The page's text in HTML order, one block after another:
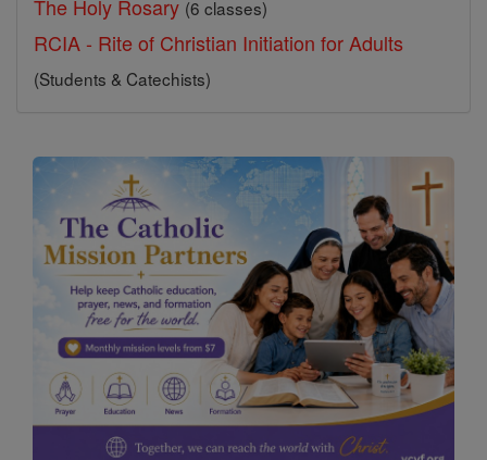
The Holy Rosary (6 classes)
RCIA - Rite of Christian Initiation for Adults
(Students & Catechists)